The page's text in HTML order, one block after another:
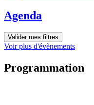
Agenda
Valider mes filtres
Voir plus d'évènements
Programmation